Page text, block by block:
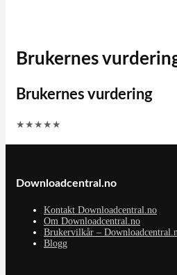
Brukernes
Brukernes vurdering
★ ★ ★ ★ ★
Downloadcentral.no
Kontakt Downloadcentral.no
Om Downloadcentral.no
Brukervilkår –
Blogg